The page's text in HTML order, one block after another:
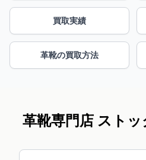
買取実績
革靴の買取方法
革靴専門店 スト